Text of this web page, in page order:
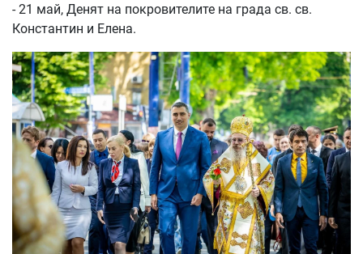
- 21 май, Денят на покровителите на града св. св.
Константин и Елена.